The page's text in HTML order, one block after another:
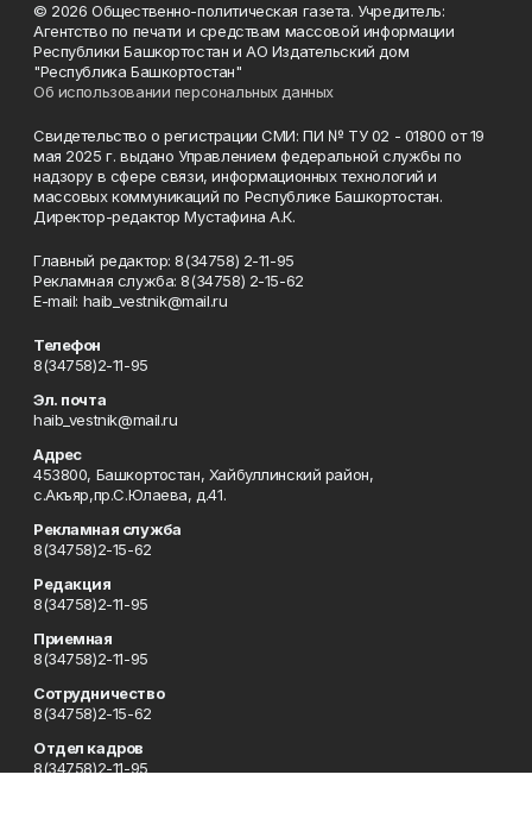
© 2026 Общественно-политическая газета. Учредитель:
Агентство по печати и средствам массовой информации
Республики Башкортостан и АО Издательский дом
"Республика Башкортостан"
Об использовании персональных данных
Свидетельство о регистрации СМИ: ПИ № ТУ 02 - 01800 от 19
мая 2025 г. выдано Управлением федеральной службы по
надзору в сфере связи, информационных технологий и
массовых коммуникаций по Республике Башкортостан.
Директор-редактор Мустафина А.К.
Главный редактор: 8(34758) 2-11-95
Рекламная служба: 8(34758) 2-15-62
Е-mаil: haib_vestnik@mail.ru
Телефон
8(34758)2-11-95
Эл. почта
haib_vestnik@mail.ru
Адрес
453800, Башкортостан, Хайбуллинский район,
с.Акъяр,пр.С.Юлаева, д.41.
Рекламная служба
8(34758)2-15-62
Редакция
8(34758)2-11-95
Приемная
8(34758)2-11-95
Сотрудничество
8(34758)2-15-62
Отдел кадров
8(34758)2-11-95